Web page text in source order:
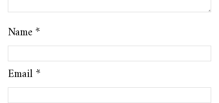
Name*
Email*